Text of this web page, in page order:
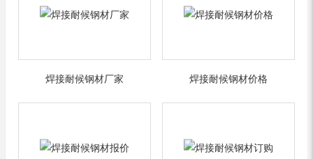
焊接耐候钢材厂家 焊接耐候钢材价格